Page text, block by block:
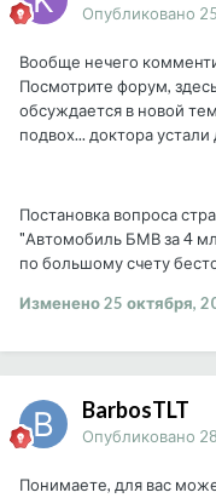
Опубликовано
Вообще нечего
Посмотрите форум,
обсуждается в новой
подвох... доктора
Постановка вопроса
"Автомобиль БМВ за 4
по большому счету
Изменено25 октября,
BarbosTLT
Опубликовано
Понимаете, для вас